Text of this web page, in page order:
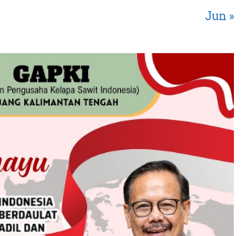
Jun »